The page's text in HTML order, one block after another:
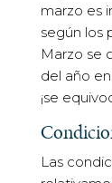
marzo es
según los
Marzo se
del año
¡se
Las